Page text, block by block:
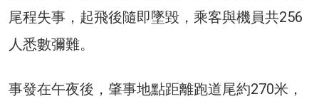
尾程失事，起飛後隨即墜毀，乘客與機員共256
人悉數彌難。
事發在午夜後，肇事地點距離跑道尾約270米，